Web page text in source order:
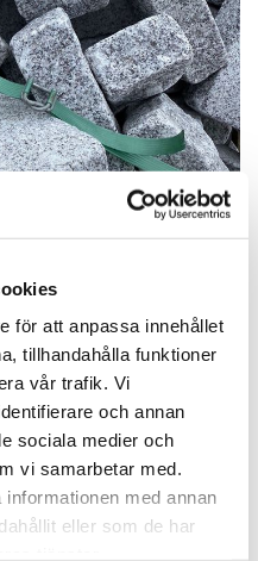
för att anpassa innehållet
tillhandahålla funktioner
vår trafik. Vi
och annan
sociala medier och
vi samarbetar med.
med annan
eller som de har